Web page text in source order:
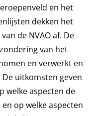
en het
dekken het
de NVAO af. De
van het
en verwerkt en
uitkomsten geven
welke aspecten de
op welke aspecten